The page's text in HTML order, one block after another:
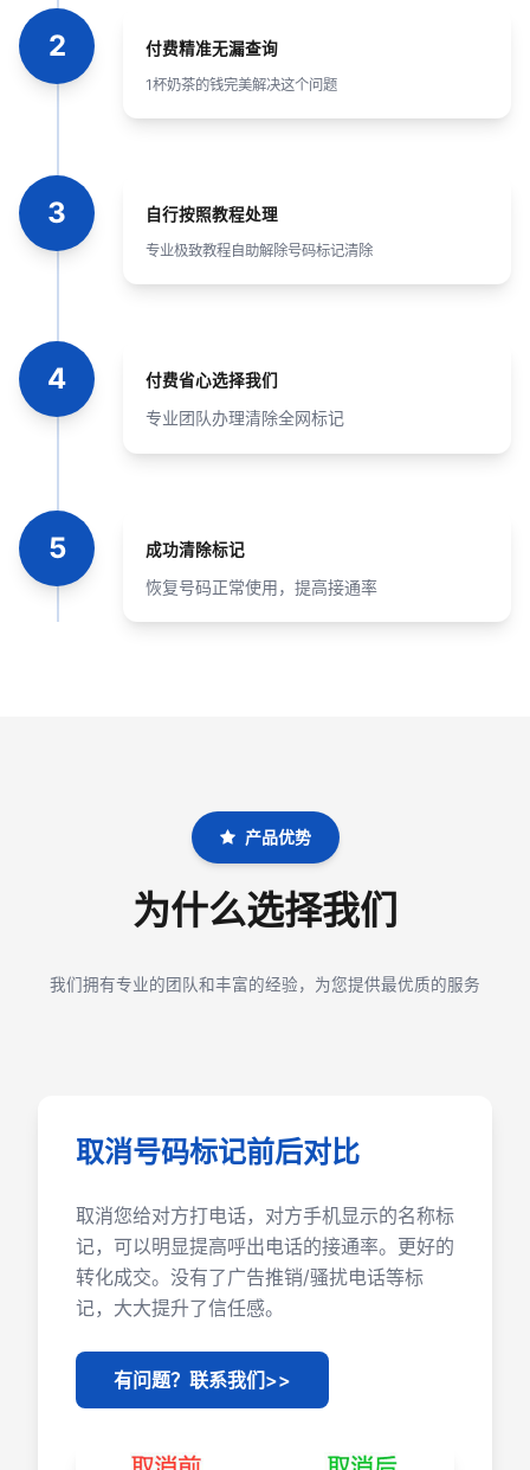
2 付费精准无漏查询
1杯奶茶的钱完美解决这个问题
3 自行按照教程处理
专业极致教程自助解除号码标记清除
4 付费省心选择我们
专业团队办理清除全网标记
5 成功清除标记
恢复号码正常使用，提高接通率
产品优势
为什么选择我们
我们拥有专业的团队和丰富的经验，为您提供最优质的服务
取消号码标记前后对比
取消您给对方打电话，对方手机显示的名称标
记，可以明显提高呼出电话的接通率。更好的
转化成交。没有了广告推销/骚扰电话等标
记，大大提升了信任感。
有问题？联系我们>>